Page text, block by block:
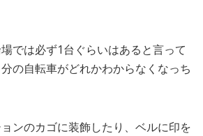
では必ず1台ぐらいはあると言って
の自転車がどれかわからなくなっち
ンのカゴに装飾したり、ベルに印を